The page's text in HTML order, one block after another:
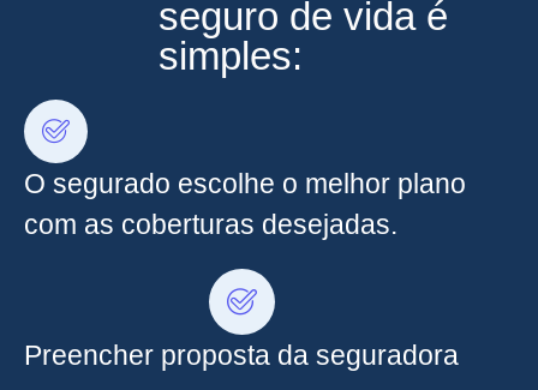
seguro de vida é
simples:
O segurado escolhe o melhor plano
com as coberturas desejadas.
Preencher proposta da seguradora